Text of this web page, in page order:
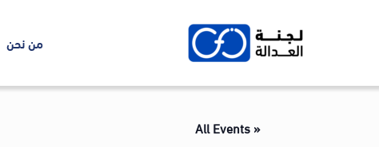
من نحن
« All Events